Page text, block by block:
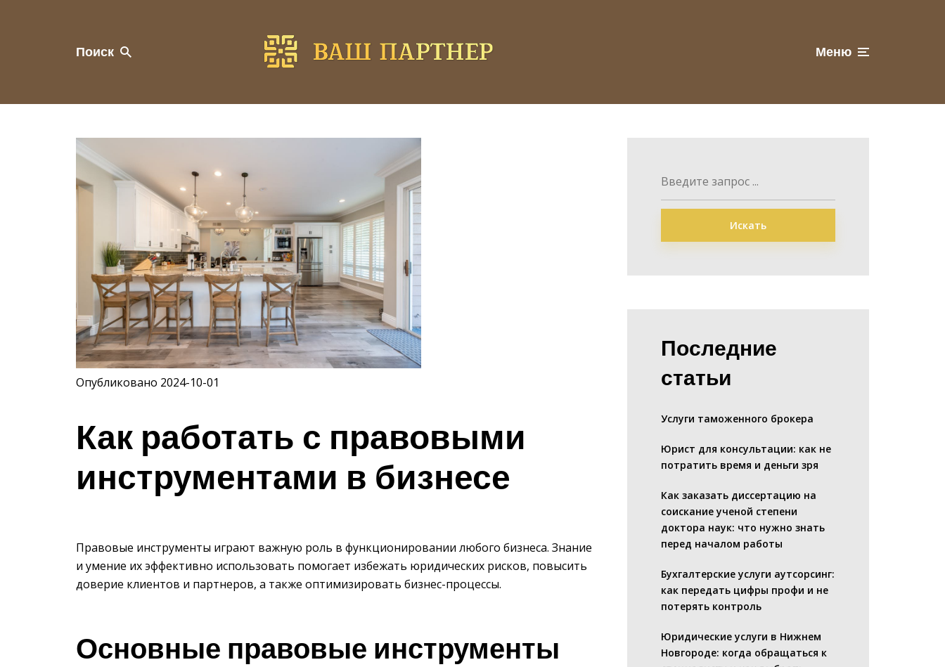
Поиск Меню
Опубликовано 2024-10-01
Как работать с правовыми
инструментами в бизнесе
Правовые инструменты играют важную роль в функционировании любого бизнеса. Знание
и умение их эффективно использовать помогает избежать юридических рисков, повысить
доверие клиентов и партнеров, а также оптимизировать бизнес-процессы.
Основные правовые инструменты
Искать
Последние
статьи
Услуги таможенного брокера
Юрист для консультации: как не
потратить время и деньги зря
Как заказать диссертацию на
соискание ученой степени
доктора наук: что нужно знать
перед началом работы
Бухгалтерские услуги аутсорсинг:
как передать цифры профи и не
потерять контроль
Юридические услуги в Нижнем
Новгороде: когда обращаться к